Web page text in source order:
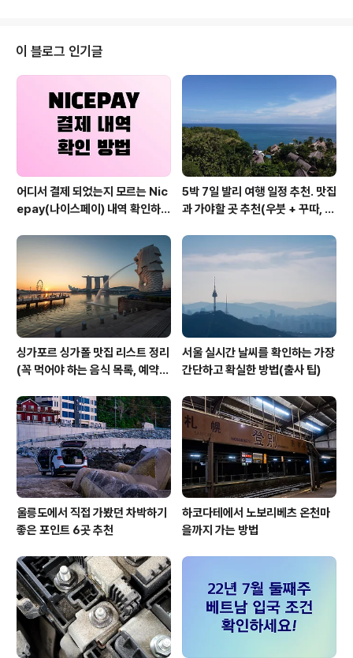
역을 둘러보진 못했지만 그래도 아주 만족스러웠던 일정이
었다. 노보리베츠에 도착한 두번 째날, 나와 아내는 노보리
베츠 온천마을 지역을 도보로 돌아보기로 했다. 나간 김에
온천마을 중심가에서 점심식사도 한끼 하기로 했다. 온천
마을은 그 규모가 크지 않기에 도보로 충분히 돌아볼 수 있
다고 생각하긴 했으나 실제로 호텔을 나서면서..
이 블로그 인기글
어디서 결제 되었는지 모르는 Nic
epay(나이스페이) 내역 확인하는
5박 7일 발리 여행 일정 추천. 맛집
과 가야할 곳 추천(우붓 + 꾸따, 세
싱가포르 싱가폴 맛집 리스트 정리
(꼭 먹어야 하는 음식 목록, 예약
서울 실시간 날씨를 확인하는 가장
간단하고 확실한 방법(출사 팁)
울릉도에서 직접 가봤던 차박하기
좋은 포인트 6곳 추천
하코다테에서 노보리베츠 온천마
을까지 가는 방법